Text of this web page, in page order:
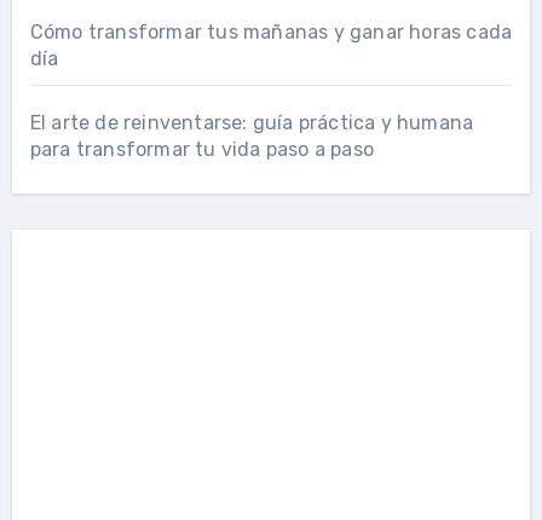
Cómo transformar tus mañanas y ganar horas cada
día
El arte de reinventarse: guía práctica y humana
para transformar tu vida paso a paso